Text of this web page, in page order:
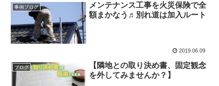
事例ブログ
メンテナンス工事を火災保険で全
額まかなう♬別れ道は加入ルート
2019.06.09
ブログ
【隣地との取り決め書、固定観念
を外してみませんか？】